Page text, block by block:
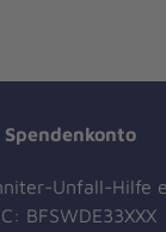
Spendenkonto
Unfall-Hilfe
BFSWDE33XXX